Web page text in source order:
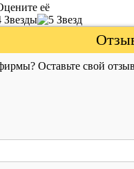
её
Оставьте свой